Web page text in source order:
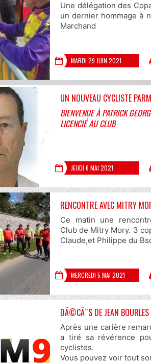
Une délégation des
un dernier hommage à
Marchand
MARDI 29 JUIN 2021
UN NOUVEAU CYCLISTE
BIENVENUE À PATRICK
LICENCIÉ AU CLUB
JEUDI 6 MAI 2021
RENCONTRE AVEC MITRY
Ce matin une
Club de Mitry Mory. 3
Claude,et Philippe du
MERCREDI 5 MAI 2021
DÃ©CÃ¨S DE JEAN
Après une carière
a tiré sa révérence
cyclistes.
Vous pouvez voir tout